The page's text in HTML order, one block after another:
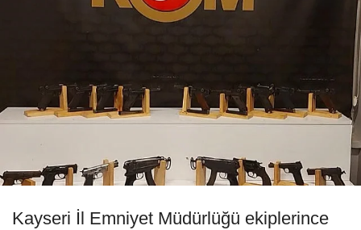
Kayseri İl Emniyet Müdürlüğü ekiplerince